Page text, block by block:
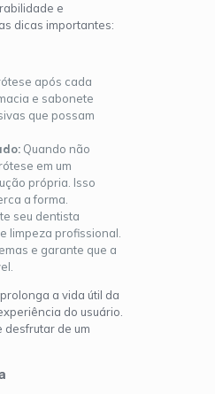
e
dicas importantes:
após cada
e sabonete
que possam
Quando não
em um
própria. Isso
a forma.
seu dentista
limpeza profissional.
e garante que a
a vida útil da
do usuário.
desfrutar de um